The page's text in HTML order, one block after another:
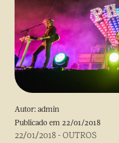
Autor: admin
Publicado em 22/01/2018
22/01/2018 -OUTROS